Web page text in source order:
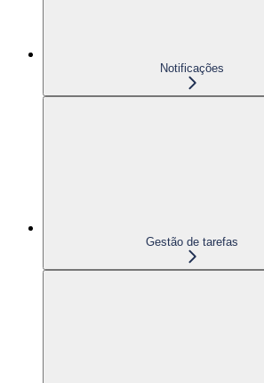
Notificações
Gestão de tarefas